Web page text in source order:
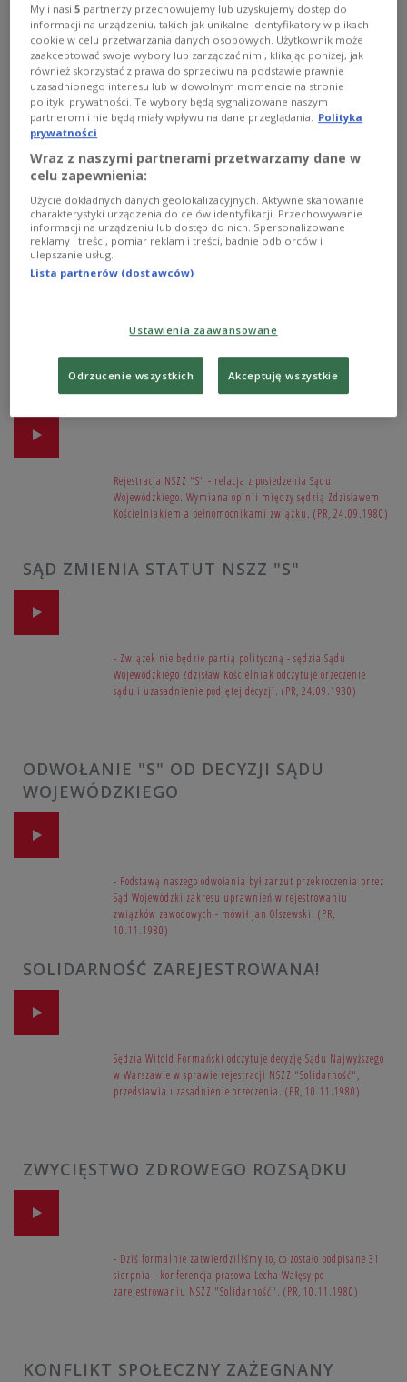
- Mamy wreszcie niezależne, samorządne związki zawodowe -
mówił Lech Wałęsa, zwracając się do ludzi stojących przed
bramą Stoczni Gdańskiej. (PR, 31.08.1980)
TRUDNE POCZĄTKI
Lecha Wałęsy w dniu złożenia wniosku do Sądu
STATUT ZWIĄZKU W SĄDZIE
WOJEWÓDZKIM
Rejestracja NSZZ "S" - relacja z posiedzenia Sądu
Wojewódzkiego. Wymiana opinii między sędzią Zdzisławem
Kościelniakiem a pełnomocnikami związku. (PR, 24.09.1980)
SĄD ZMIENIA STATUT NSZZ "S"
- Związek nie będzie partią polityczną - sędzia Sądu
Wojewódzkiego Zdzisław Kościelniak odczytuje orzeczenie
sądu i uzasadnienie podjętej decyzji. (PR, 24.09.1980)
ODWOŁANIE "S" OD DECYZJI SĄDU
WOJEWÓDZKIEGO
- Podstawą naszego odwołania był zarzut przekroczenia przez
Sąd Wojewódzki zakresu uprawnień w rejestrowaniu
związków zawodowych - mówił Jan Olszewski. (PR,
10.11.1980)
SOLIDARNOŚĆ ZAREJESTROWANA!
Sędzia Witold Formański odczytuje decyzję Sądu Najwyższego
w Warszawie w sprawie rejestracji NSZZ "Solidarność",
przedstawia uzasadnienie orzeczenia. (PR, 10.11.1980)
ZWYCIĘSTWO ZDROWEGO ROZSĄDKU
- Dziś formalnie zatwierdziliśmy to, co zostało podpisane 31
sierpnia - konferencja prasowa Lecha Wałęsy po
zarejestrowaniu NSZZ "Solidarność". (PR, 10.11.1980)
KONFLIKT SPOŁECZNY ZAŻEGNANY
My i nasi5 partnerzy przechowujemy lub uzyskujemy dostęp do
informacji na urządzeniu, takich jak unikalne identyfikatory w plikach
cookie w celu przetwarzania danych osobowych. Użytkownik może
zaakceptować swoje wybory lub zarządzać nimi, klikając poniżej, jak
również skorzystać z prawa do sprzeciwu na podstawie prawnie
uzasadnionego interesu lub w dowolnym momencie na stronie
polityki prywatności. Te wybory będą sygnalizowane naszym
partnerom i nie będą miały wpływu na dane przeglądania.
Polityka
prywatności
Wraz z naszymi partnerami przetwarzamy dane w
celu zapewnienia:
Użycie dokładnych danych geolokalizacyjnych. Aktywne skanowanie
charakterystyki urządzenia do celów identyfikacji. Przechowywanie
informacji na urządzeniu lub dostęp do nich. Spersonalizowane
reklamy i treści, pomiar reklam i treści, badnie odbiorców i
ulepszanie usług.
Lista partnerów (dostawców)
Ustawienia zaawansowane
Odrzucenie wszystkich Akceptuję wszystkie